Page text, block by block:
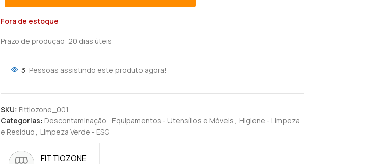
Fora de estoque
Prazo de produção: 20 dias úteis
3 Pessoas assistindo este produto agora!
SKU: Fittiozone_001
Categorias: Descontaminação , Equipamentos - Utensílios e Móveis , Higiene - Limpeza
e Resíduo , Limpeza Verde - ESG
FITTIOZONE